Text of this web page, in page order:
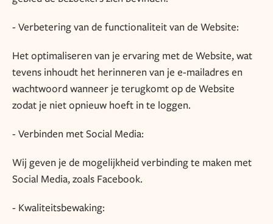
- Verbetering van de functionaliteit van de Website:
Het optimaliseren van je ervaring met de Website, wat
tevens inhoudt het herinneren van je e-mailadres en
wachtwoord wanneer je terugkomt op de Website
zodat je niet opnieuw hoeft in te loggen.
- Verbinden met Social Media:
Wij geven je de mogelijkheid verbinding te maken met
Social Media, zoals Facebook.
- Kwaliteitsbewaking: